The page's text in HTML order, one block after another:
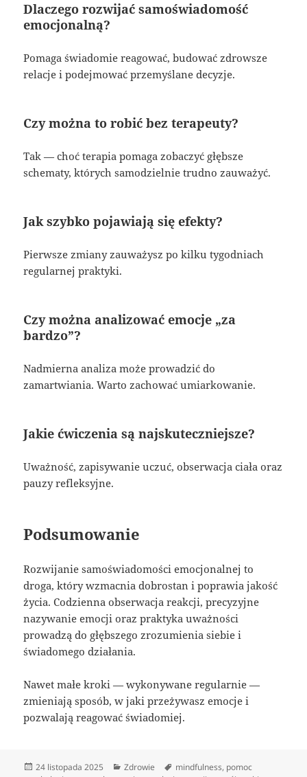
Dlaczego rozwijać samoświadomość
emocjonalną?
Pomaga świadomie reagować, budować zdrowsze
relacje i podejmować przemyślane decyzje.
Czy można to robić bez terapeuty?
Tak — choć terapia pomaga zobaczyć głębsze
schematy, których samodzielnie trudno zauważyć.
Jak szybko pojawiają się efekty?
Pierwsze zmiany zauważysz po kilku tygodniach
regularnej praktyki.
Czy można analizować emocje „za
bardzo”?
Nadmierna analiza może prowadzić do
zamartwiania. Warto zachować umiarkowanie.
Jakie ćwiczenia są najskuteczniejsze?
Uważność, zapisywanie uczuć, obserwacja ciała oraz
pauzy refleksyjne.
Podsumowanie
Rozwijanie samoświadomości emocjonalnej to
droga, który wzmacnia dobrostan i poprawia jakość
życia. Codzienna obserwacja reakcji, precyzyjne
nazywanie emocji oraz praktyka uważności
prowadzą do głębszego zrozumienia siebie i
świadomego działania.
Nawet małe kroki — wykonywane regularnie —
zmieniają sposób, w jaki przeżywasz emocje i
pozwalają reagować świadomiej.
Data
24 listopada 2025 Kategorie
Zdrowie Tagi
mindfulness, pomoc